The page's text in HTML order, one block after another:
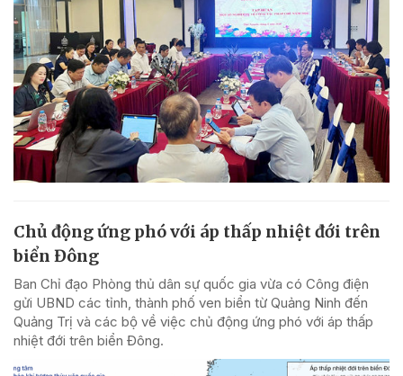
Chủ động ứng phó với áp thấp nhiệt đới trên
biển Đông
Ban Chỉ đạo Phòng thủ dân sự quốc gia vừa có Công điện
gửi UBND các tỉnh, thành phố ven biển từ Quảng Ninh đến
Quảng Trị và các bộ về việc chủ động ứng phó với áp thấp
nhiệt đới trên biển Đông.